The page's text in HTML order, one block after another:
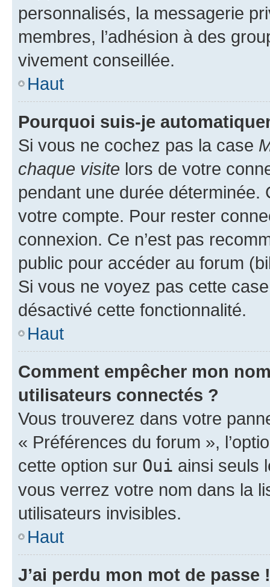
personnalisés, la messagerie
membres, l’adhésion à des
vivement conseillée.
Haut
Pourquoi suis-je
Si vous ne cochez pas la case
chaque visite lors de votre
pendant une durée déterminée.
votre compte. Pour rester
connexion. Ce n’est pas
public pour accéder au forum
Si vous ne voyez pas cette
désactivé cette fonctionnalité.
Haut
Comment empêcher mon
utilisateurs connectés ?
Vous trouverez dans votre
« Préférences du forum »,
cette option sur Oui ainsi seuls
vous verrez votre nom dans la
utilisateurs invisibles.
Haut
J’ai perdu mon mot de passe !